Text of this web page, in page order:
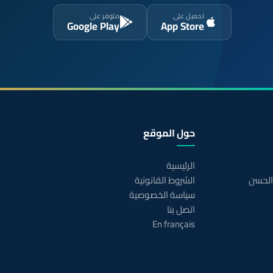
تحميل على
App Store
متوفر على
Google Play
حول الموقع
الرئيسية
الشروط القانونية
سياسة الخصوصية
اتصل بنا
En français